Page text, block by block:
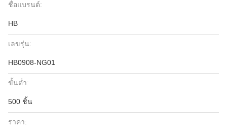
ชื่อแบรนด์:
HB
เลขรุ่น:
HB0908-NG01
ขั้นต่ำ:
500 ชิ้น
ราคา: